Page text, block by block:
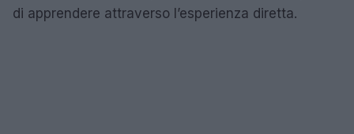
di apprendere attraverso l’esperienza diretta.